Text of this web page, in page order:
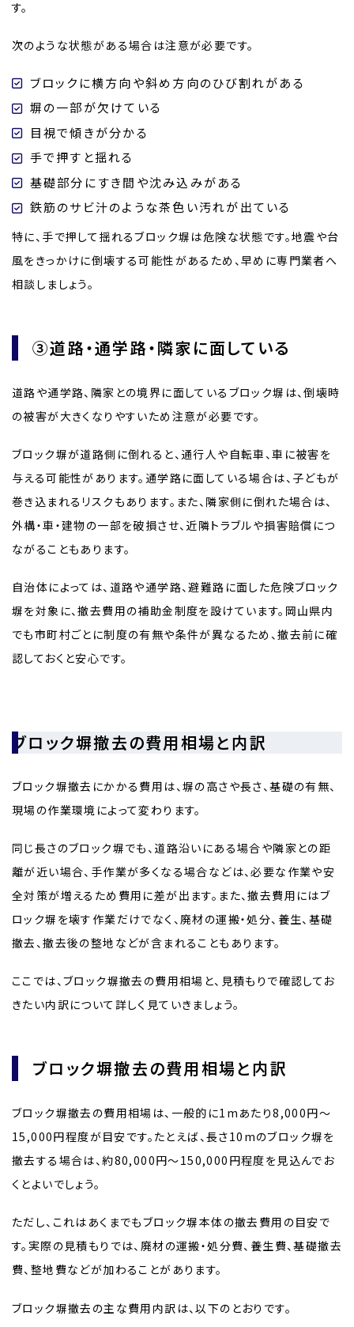
す。
次のような状態がある場合は注意が必要です。
ブロックに横方向や斜め方向のひび割れがある
塀の一部が欠けている
目視で傾きが分かる
手で押すと揺れる
基礎部分にすき間や沈み込みがある
鉄筋のサビ汁のような茶色い汚れが出ている
特に、手で押して揺れるブロック塀は危険な状態です。地震や台
風をきっかけに倒壊する可能性があるため、早めに専門業者へ
相談しましょう。
③道路・通学路・隣家に面している
道路や通学路、隣家との境界に面しているブロック塀は、倒壊時
の被害が大きくなりやすいため注意が必要です。
ブロック塀が道路側に倒れると、通行人や自転車、車に被害を
与える可能性があります。通学路に面している場合は、子どもが
巻き込まれるリスクもあります。また、隣家側に倒れた場合は、
外構・車・建物の一部を破損させ、近隣トラブルや損害賠償につ
ながることもあります。
自治体によっては、道路や通学路、避難路に面した危険ブロック
塀を対象に、撤去費用の補助金制度を設けています。岡山県内
でも市町村ごとに制度の有無や条件が異なるため、撤去前に確
認しておくと安心です。
ブロック塀撤去の費用相場と内訳
ブロック塀撤去にかかる費用は、塀の高さや長さ、基礎の有無、
現場の作業環境によって変わります。
同じ長さのブロック塀でも、道路沿いにある場合や隣家との距
離が近い場合、手作業が多くなる場合などは、必要な作業や安
全対策が増えるため費用に差が出ます。また、撤去費用にはブ
ロック塀を壊す作業だけでなく、廃材の運搬・処分、養生、基礎
撤去、撤去後の整地などが含まれることもあります。
ここでは、ブロック塀撤去の費用相場と、見積もりで確認してお
きたい内訳について詳しく見ていきましょう。
ブロック塀撤去の費用相場と内訳
ブロック塀撤去の費用相場は、一般的に1mあたり8,000円〜
15,000円程度が目安です。たとえば、長さ10mのブロック塀を
撤去する場合は、約80,000円〜150,000円程度を見込んでお
くとよいでしょう。
ただし、これはあくまでもブロック塀本体の撤去費用の目安で
す。実際の見積もりでは、廃材の運搬・処分費、養生費、基礎撤去
費、整地費などが加わることがあります。
ブロック塀撤去の主な費用内訳は、以下のとおりです。